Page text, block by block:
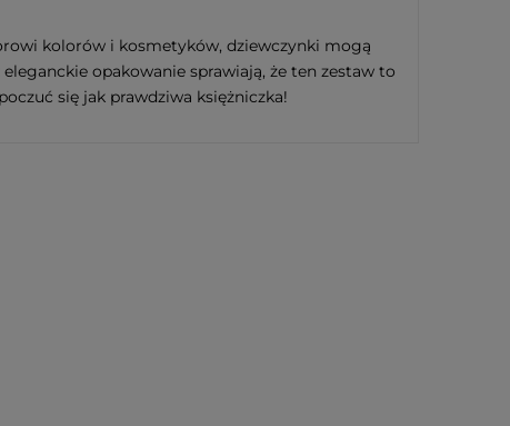
kolorów i kosmetyków, dziewczynki mogą
opakowanie sprawiają, że ten zestaw to
się jak prawdziwa księżniczka!